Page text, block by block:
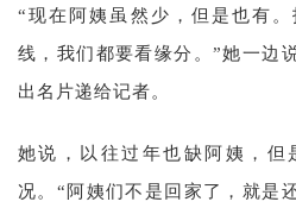
“现在阿姨虽然少，但是也有
线，我们都要看缘分。”她一边
出名片递给记者。
她说，以往过年也缺阿姨，但
况。“阿姨们不是回家了，就是